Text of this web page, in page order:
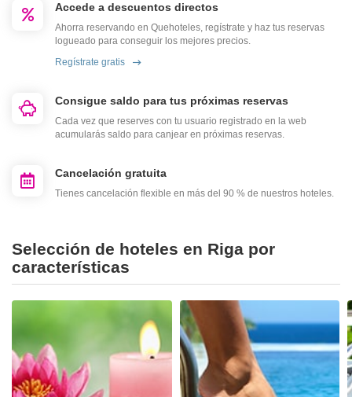
Accede a descuentos directos
Ahorra reservando en Quehoteles, regístrate y haz tus reservas
logueado para conseguir los mejores precios.
Regístrate gratis
Consigue saldo para tus próximas reservas
Cada vez que reserves con tu usuario registrado en la web
acumularás saldo para canjear en próximas reservas.
Cancelación gratuita
Tienes cancelación flexible en más del 90 % de nuestros hoteles.
Selección de hoteles en Riga por
características